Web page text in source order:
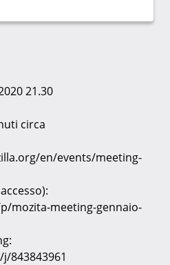
21.30
circa
en/events/meeting-
mozita-meeting-gennaio-
843843961